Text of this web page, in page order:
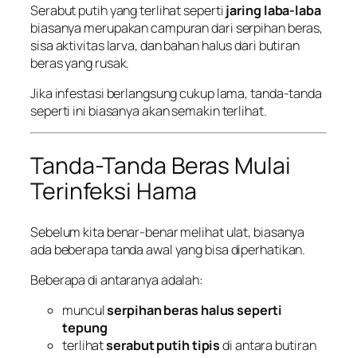
Serabut putih yang terlihat sepertijaring laba-laba
biasanya merupakan campuran dari serpihan beras,
sisa aktivitas larva, dan bahan halus dari butiran
beras yang rusak.
Jika infestasi berlangsung cukup lama, tanda-tanda
seperti ini biasanya akan semakin terlihat.
Tanda-Tanda Beras Mulai
Terinfeksi Hama
Sebelum kita benar-benar melihat ulat, biasanya
ada beberapa tanda awal yang bisa diperhatikan.
Beberapa di antaranya adalah:
munculserpihan beras halus seperti
tepung
terlihatserabut putih tipisdi antara butiran